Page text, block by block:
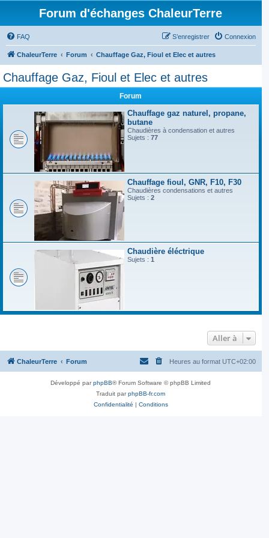
Forum d'échanges ChaleurTerre
FAQ Connexion
S’enregistrer
ChaleurTerre Forum Chauffage Gaz, Fioul et Elec et autres
Chauffage Gaz, Fioul et Elec et autres
Forum
Chauffage gaz naturel, propane,
butane
Chaudières à condensation et autres
Sujets : 77
Chauffage fioul, GNR, F10, F30
Chaudières condensations et autres
Sujets : 2
Chaudière éléctrique
Sujets : 1
Aller à
ChaleurTerre Forum Heures au format UTC+02:00
Développé parphpBB® Forum Software © phpBB Limited
Traduit parphpBB-fr.com
Confidentialité | Conditions